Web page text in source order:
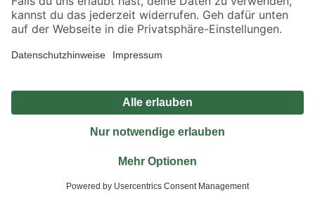
Alle Preisangaben in EUR inkl. gesetzl. MwSt.. Die dargestellten Angebote sind unter
Umständen nicht in allen Märkten verfügbar. Die angegebenen Verfügbarkeiten beziehen
Produkte nur solange der Vorrat reicht.
*Paketversand ab 59 € versandkostenfrei, gilt nicht für Artikel mit Speditionsversand, hier
Privatsphäre Impressum
Nutzungsbedingungen
Widerrufsrecht
Vertrag widerrufen
© 2026 toom Baumarkt GmbH